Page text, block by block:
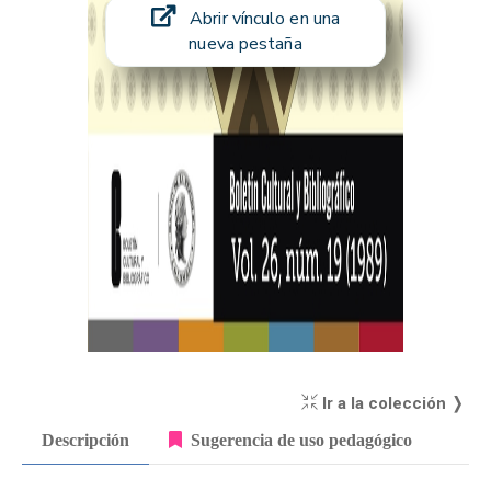
Abrir vínculo en una
nueva pestaña
Ir a la colección ❭
Descripción Sugerencia de uso pedagógico